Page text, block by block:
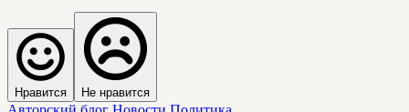
Нравится Не нравится